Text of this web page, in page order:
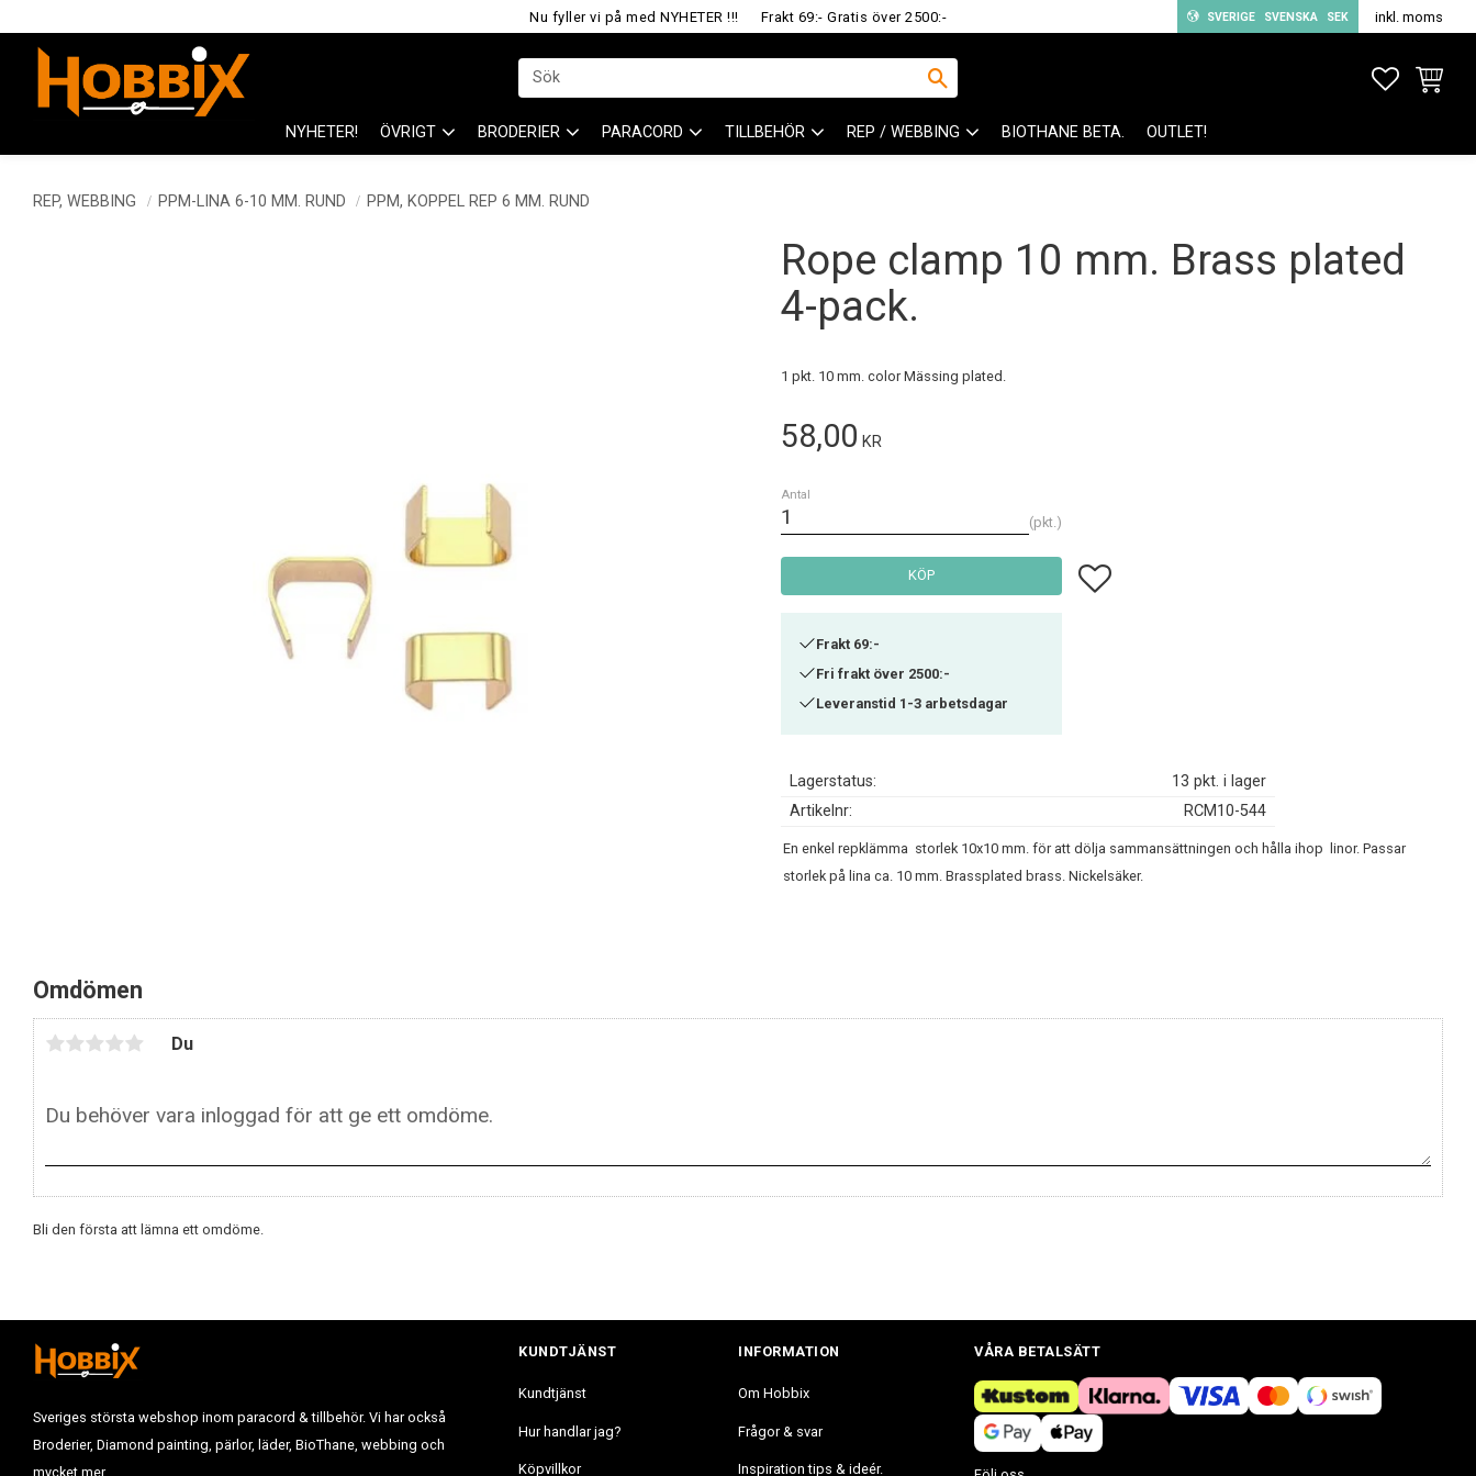
Nu fyller vi på med NYHETER !!! Frakt 69:- Gratis över 2500:- SVERIGE SVENSKA SEK inkl. moms
NYHETER! ÖVRIGT BRODERIER PARACORD TILLBEHÖR REP / WEBBING BIOTHANE BETA. OUTLET!
REP, WEBBING PPM-LINA 6-10 MM. RUND PPM, KOPPEL REP 6 MM. RUND
Rope clamp 10 mm. Brass plated
4-pack.
1 pkt. 10 mm. color Mässing plated.
58,00 KR
Antal
pkt.
KÖP Lägg till i favoriter
Frakt 69:-
Fri frakt över 2500:-
Leveranstid 1-3 arbetsdagar
Lagerstatus
13 pkt. i lager
Artikelnr
RCM10-544
En enkel repklämma storlek 10x10 mm. för att dölja sammansättningen och hålla ihop linor. Passar
storlek på lina ca. 10 mm. Brassplated brass. Nickelsäker.
Omdömen
Du
Bli den första att lämna ett omdöme.
Sveriges största webshop inom paracord & tillbehör. Vi har också
Broderier, Diamond painting, pärlor, läder, BioThane, webbing och
mycket mer.
KUNDTJÄNST
Kundtjänst
Hur handlar jag?
Köpvillkor
INFORMATION
Om Hobbix
Frågor & svar
Inspiration tips & ideér.
VÅRA BETALSÄTT